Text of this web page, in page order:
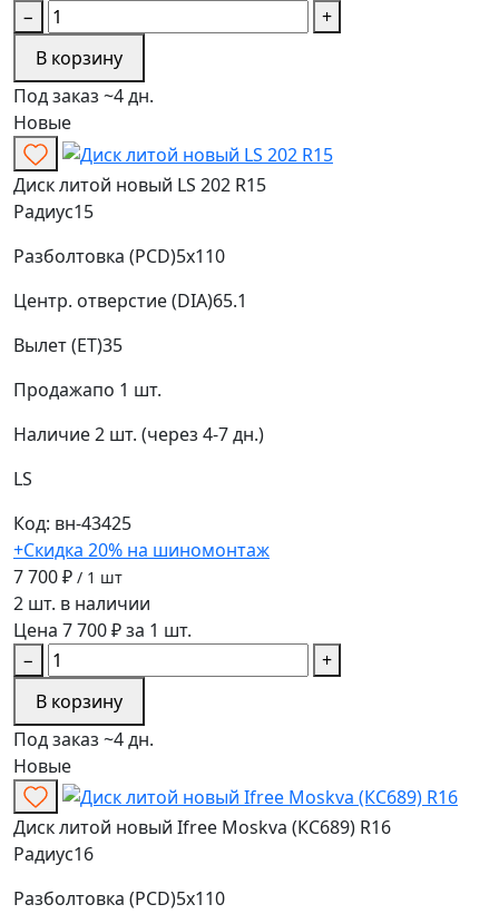
−
+
В корзину
Под заказ ~4 дн.
Новые
Диск литой новый LS 202 R15
Радиус15
Разболтовка (PCD)5x110
Центр. отверстие (DIA)65.1
Вылет (ET)35
Продажапо 1 шт.
Наличие2 шт. (через 4-7 дн.)
LS
Код: вн-43425
+Скидка 20% на шиномонтаж
7 700 ₽ / 1 шт
2 шт. в наличии
Цена 7 700 ₽ за 1 шт.
−
+
В корзину
Под заказ ~4 дн.
Новые
Диск литой новый Ifree Moskva (КС689) R16
Радиус16
Разболтовка (PCD)5x110